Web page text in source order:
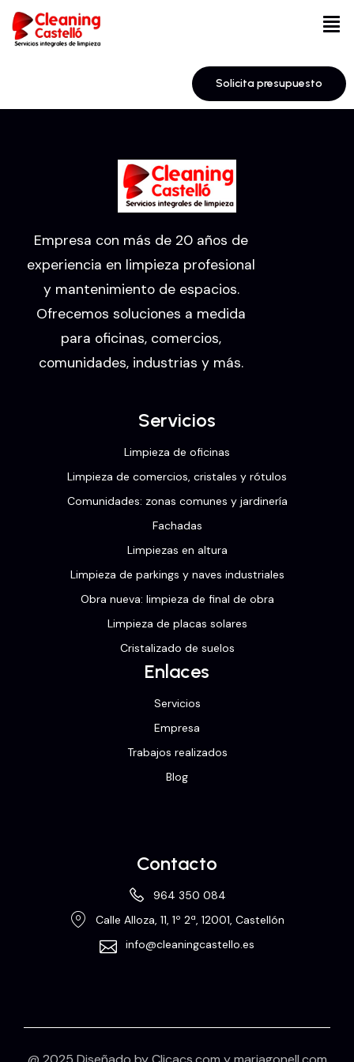
Solicita presupuesto
Empresa con más de 20 años de
experiencia en limpieza profesional
y mantenimiento de espacios.
Ofrecemos soluciones a medida
para oficinas, comercios,
comunidades, industrias y más.
Servicios
Limpieza de oficinas
Limpieza de comercios, cristales y rótulos
Comunidades: zonas comunes y jardinería
Fachadas
Limpiezas en altura
Limpieza de parkings y naves industriales
Obra nueva: limpieza de final de obra
Limpieza de placas solares
Cristalizado de suelos
Enlaces
Servicios
Empresa
Trabajos realizados
Blog
Contacto
964 350 084
Calle Alloza, 11, 1º 2ª, 12001, Castellón
info@cleaningcastello.es